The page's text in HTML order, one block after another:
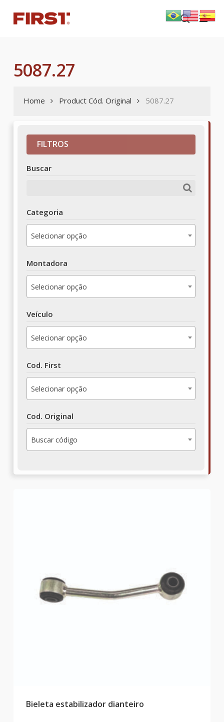
main
search
Menu
5087.27
Home Product Cód. Original 5087.27
FILTROS
Buscar
Categoria
Selecionar opção
Montadora
Selecionar opção
Veículo
Selecionar opção
Cod. First
Selecionar opção
Cod. Original
Buscar código
Bieleta estabilizador dianteiro